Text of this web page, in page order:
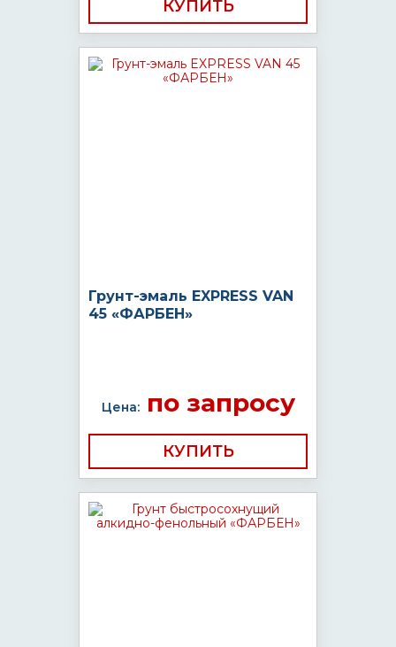
КУПИТЬ
Грунт-эмаль EXPRESS VAN
45 «ФАРБЕН»
Цена:по запросу
КУПИТЬ